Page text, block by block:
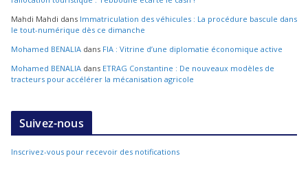
Mahdi Mahdi dans Immatriculation des véhicules : La procédure bascule dans
le tout-numérique dès ce dimanche
Mohamed BENALIA dans FIA : Vitrine d’une diplomatie économique active
Mohamed BENALIA dans ETRAG Constantine : De nouveaux modèles de
tracteurs pour accélérer la mécanisation agricole
Suivez-nous
Inscrivez-vous pour recevoir des notifications